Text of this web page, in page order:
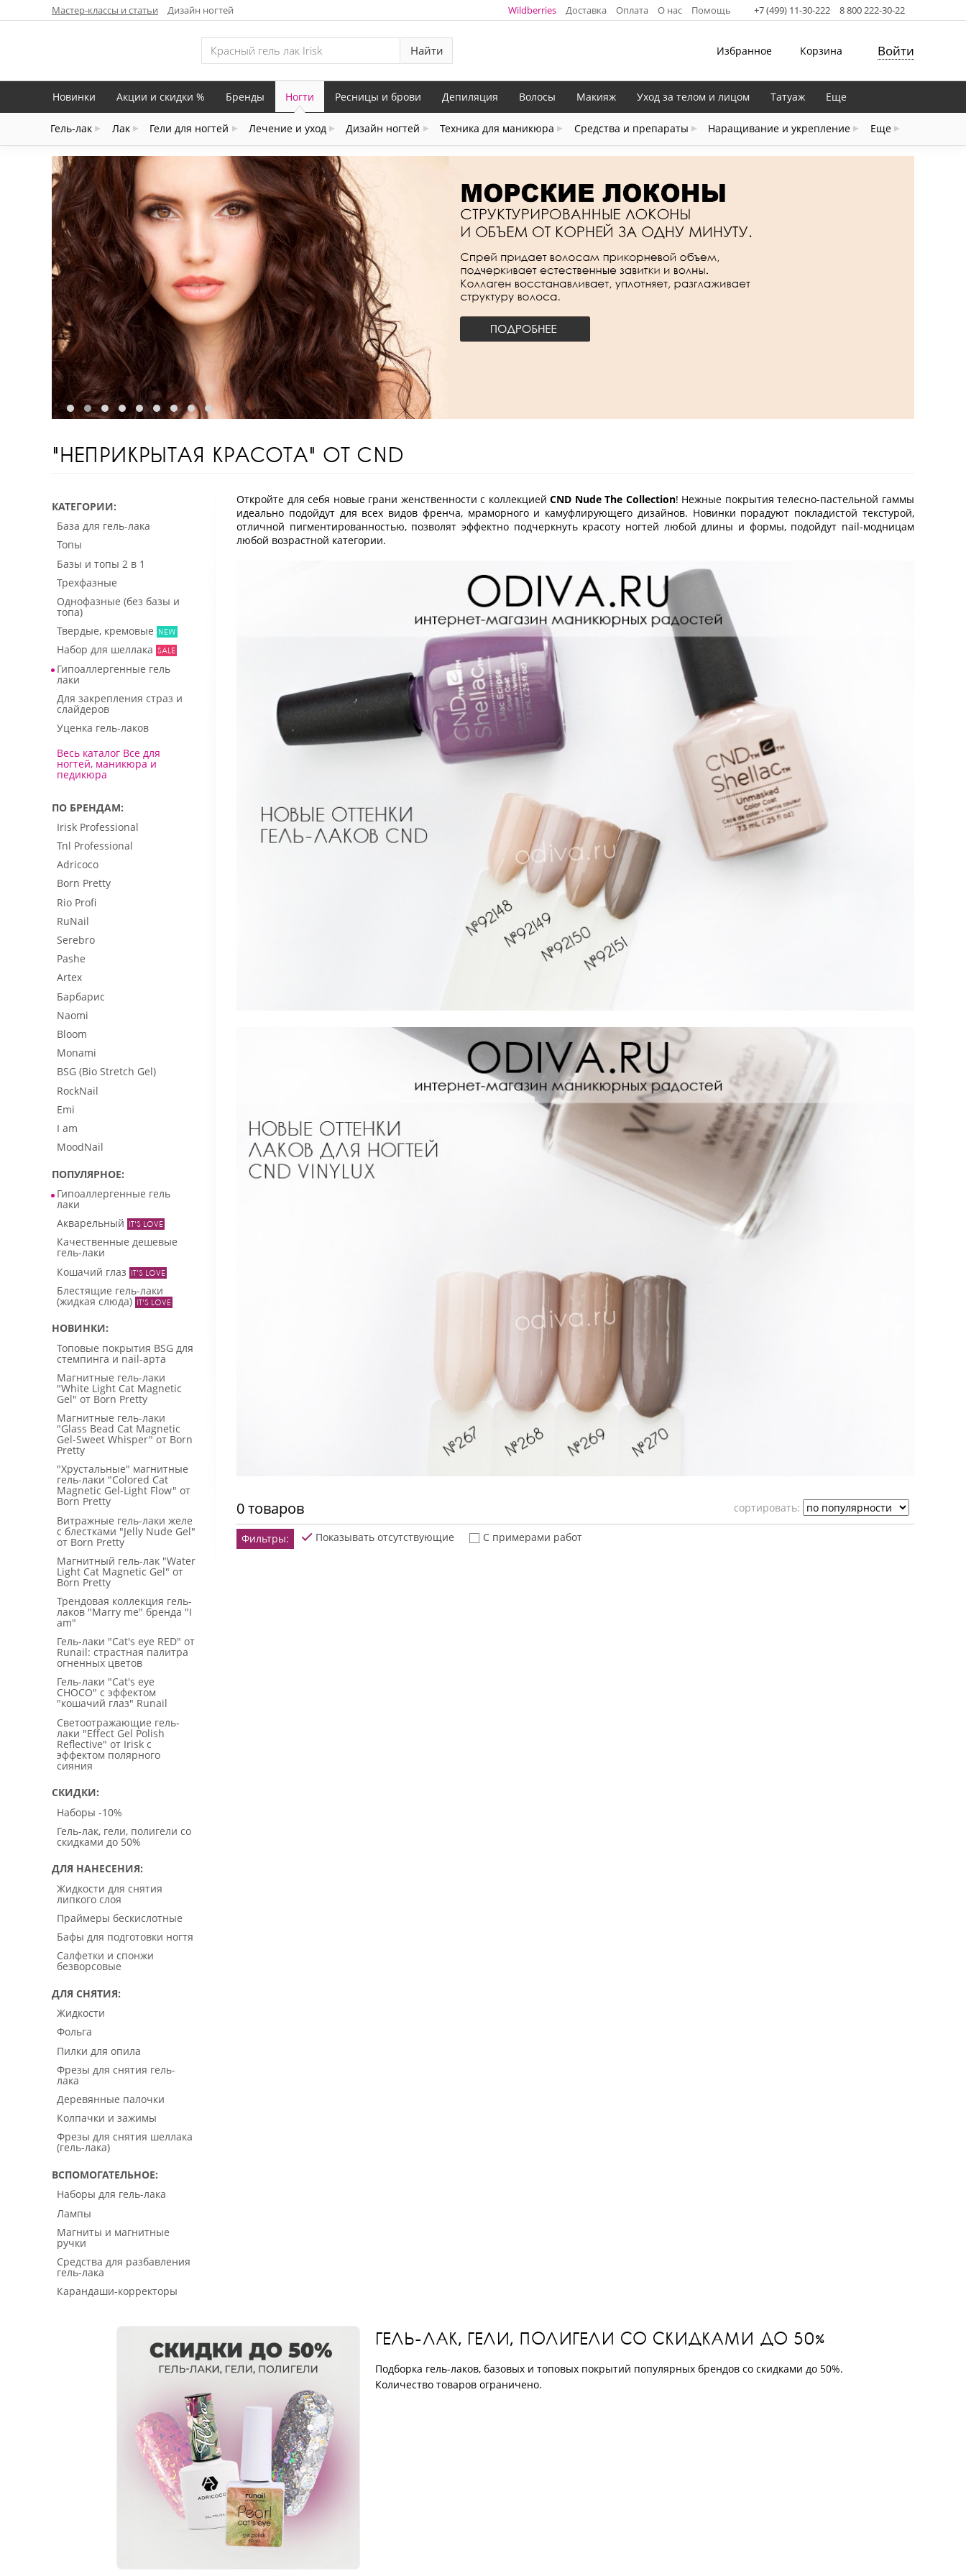
Мастер-классы и статьи Дизайн ногтей Wildberries Доставка Оплата О нас Помощь +7 (499) 11-30-222 8 800 222-30-22
Найти Избранное Корзина Войти
Новинки Акции и скидки % Бренды Ногти
Гель-лак Лак Гели для ногтей Лечение и уход Дизайн ногтей Техника для маникюра Средства и препараты Наращивание и укрепление Еще
Ресницы и брови Депиляция Волосы Макияж Уход за телом и лицом Татуаж Еще
"НЕПРИКРЫТАЯ КРАСОТА" ОТ CND
КАТЕГОРИИ
База для гель-лака
Топы
Базы и топы 2 в 1
Трехфазные
Однофазные (без базы и
топа)
Твердые, кремовые
Набор для шеллака
Гипоаллергенные гель
лаки
Для закрепления страз и
слайдеров
Уценка гель-лаков
Весь каталог Все для
ногтей, маникюра и
педикюра
ПО БРЕНДАМ
Irisk Professional
Tnl Professional
Adricoco
Born Pretty
Rio Profi
RuNail
Serebro
Pashe
Artex
Барбарис
Naomi
Bloom
Monami
BSG (Bio Stretch Gel)
RockNail
Emi
I am
MoodNail
ПОПУЛЯРНОЕ
Гипоаллергенные гель
лаки
Акварельный
Качественные дешевые
гель-лаки
Кошачий глаз
Блестящие гель-лаки
(жидкая слюда)
НОВИНКИ
Топовые покрытия BSG для
стемпинга и nail-арта
Магнитные гель-лаки
"White Light Cat Magnetic
Gel" от Born Pretty
Магнитные гель-лаки
"Glass Bead Cat Magnetic
Gel-Sweet Whisper" от Born
Pretty
"Хрустальные" магнитные
гель-лаки "Colored Cat
Magnetic Gel-Light Flow" от
Born Pretty
Витражные гель-лаки желе
с блестками "Jelly Nude Gel"
от Born Pretty
Магнитный гель-лак "Water
Light Cat Magnetic Gel" от
Born Pretty
Трендовая коллекция гель-
лаков "Marry me" бренда "I
am"
Гель-лаки "Cat's eye RED" от
Runail: страстная палитра
огненных цветов
Гель-лаки "Cat's eye
CHOCO" с эффектом
"кошачий глаз" Runail
Светоотражающие гель-
лаки "Effect Gel Polish
Reflective" от Irisk с
эффектом полярного
сияния
СКИДКИ
Наборы -10%
Гель-лак, гели, полигели со
скидками до 50%
ДЛЯ НАНЕСЕНИЯ
Жидкости для снятия
липкого слоя
Праймеры бескислотные
Бафы для подготовки ногтя
Салфетки и спонжи
безворсовые
ДЛЯ СНЯТИЯ
Жидкости
Фольга
Пилки для опила
Фрезы для снятия гель-
лака
Деревянные палочки
Колпачки и зажимы
Фрезы для снятия шеллака
(гель-лака)
ВСПОМОГАТЕЛЬНОЕ
Наборы для гель-лака
Лампы
Магниты и магнитные
ручки
Средства для разбавления
гель-лака
Карандаши-корректоры
Откройте для себя новые грани женственности с коллекциейCND Nude The Collection! Нежные покрытия телесно-пастельной гаммы
идеально подойдут для всех видов френча, мраморного и камуфлирующего дизайнов. Новинки порадуют покладистой текстурой,
отличной пигментированностью, позволят эффектно подчеркнуть красоту ногтей любой длины и формы, подойдут nail-модницам
любой возрастной категории.
0 товаров cортировать:
Фильтры: Показывать отсутствующие С примерами работ
ГЕЛЬ-ЛАК, ГЕЛИ, ПОЛИГЕЛИ СО СКИДКАМИ ДО 50%
Подборка гель-лаков, базовых и топовых покрытий популярных брендов со скидками до 50%.
Количество товаров ограничено.